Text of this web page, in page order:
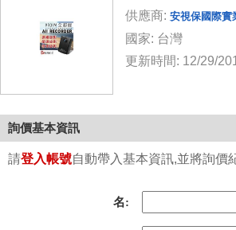
供應商: 安視保國際實
國家: 台灣
更新時間: 12/29/
詢價基本資訊
請登入帳號自動帶入基本資訊,並將詢價
名: